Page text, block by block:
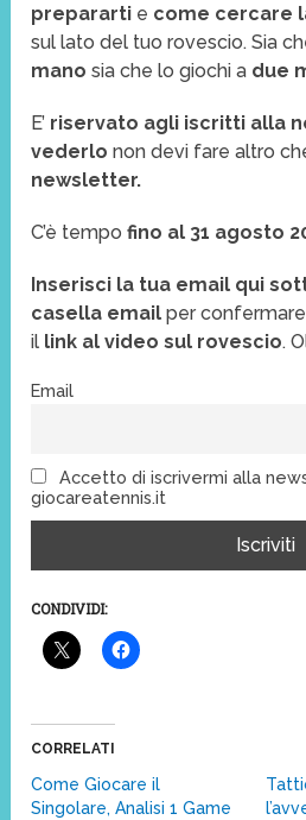
prepararti e come cercare
sul lato del tuo rovescio. Sia
mano sia che lo giochi a due
E’ riservato agli iscritti alla
vederlonon devi fare altro
newsletter.
C’è tempofino al 31 agosto
Inserisci la tua email qui
casella emailper confermare
il link al video sul rovescio.
Email
Accetto di iscrivermi alla
giocareatennis.it
CONDIVIDI:
CORRELATI
Come Giocare il
Singolare, Analisi 1 Game